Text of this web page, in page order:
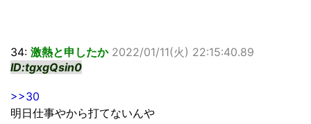
34: 激熱と申したか 2022/01/11(火) 22:15:40.89
ID:tgxgQsin0
>>30
明日仕事やから打てないんや